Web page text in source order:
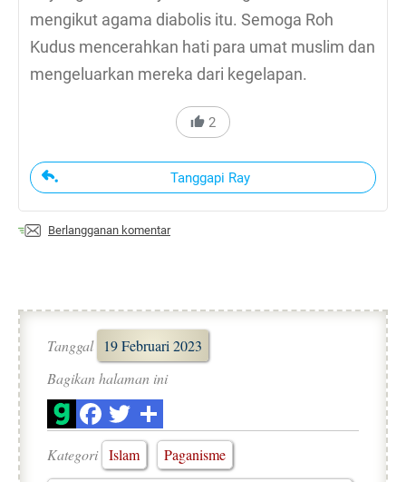
mengikut agama diabolis itu. Semoga Roh
Kudus mencerahkan hati para umat muslim dan
mengeluarkan mereka dari kegelapan.
2
Tanggapi Ray
Berlangganan komentar
Tanggal 19 Februari 2023
Bagikan halaman ini
Kategori Islam
Paganisme